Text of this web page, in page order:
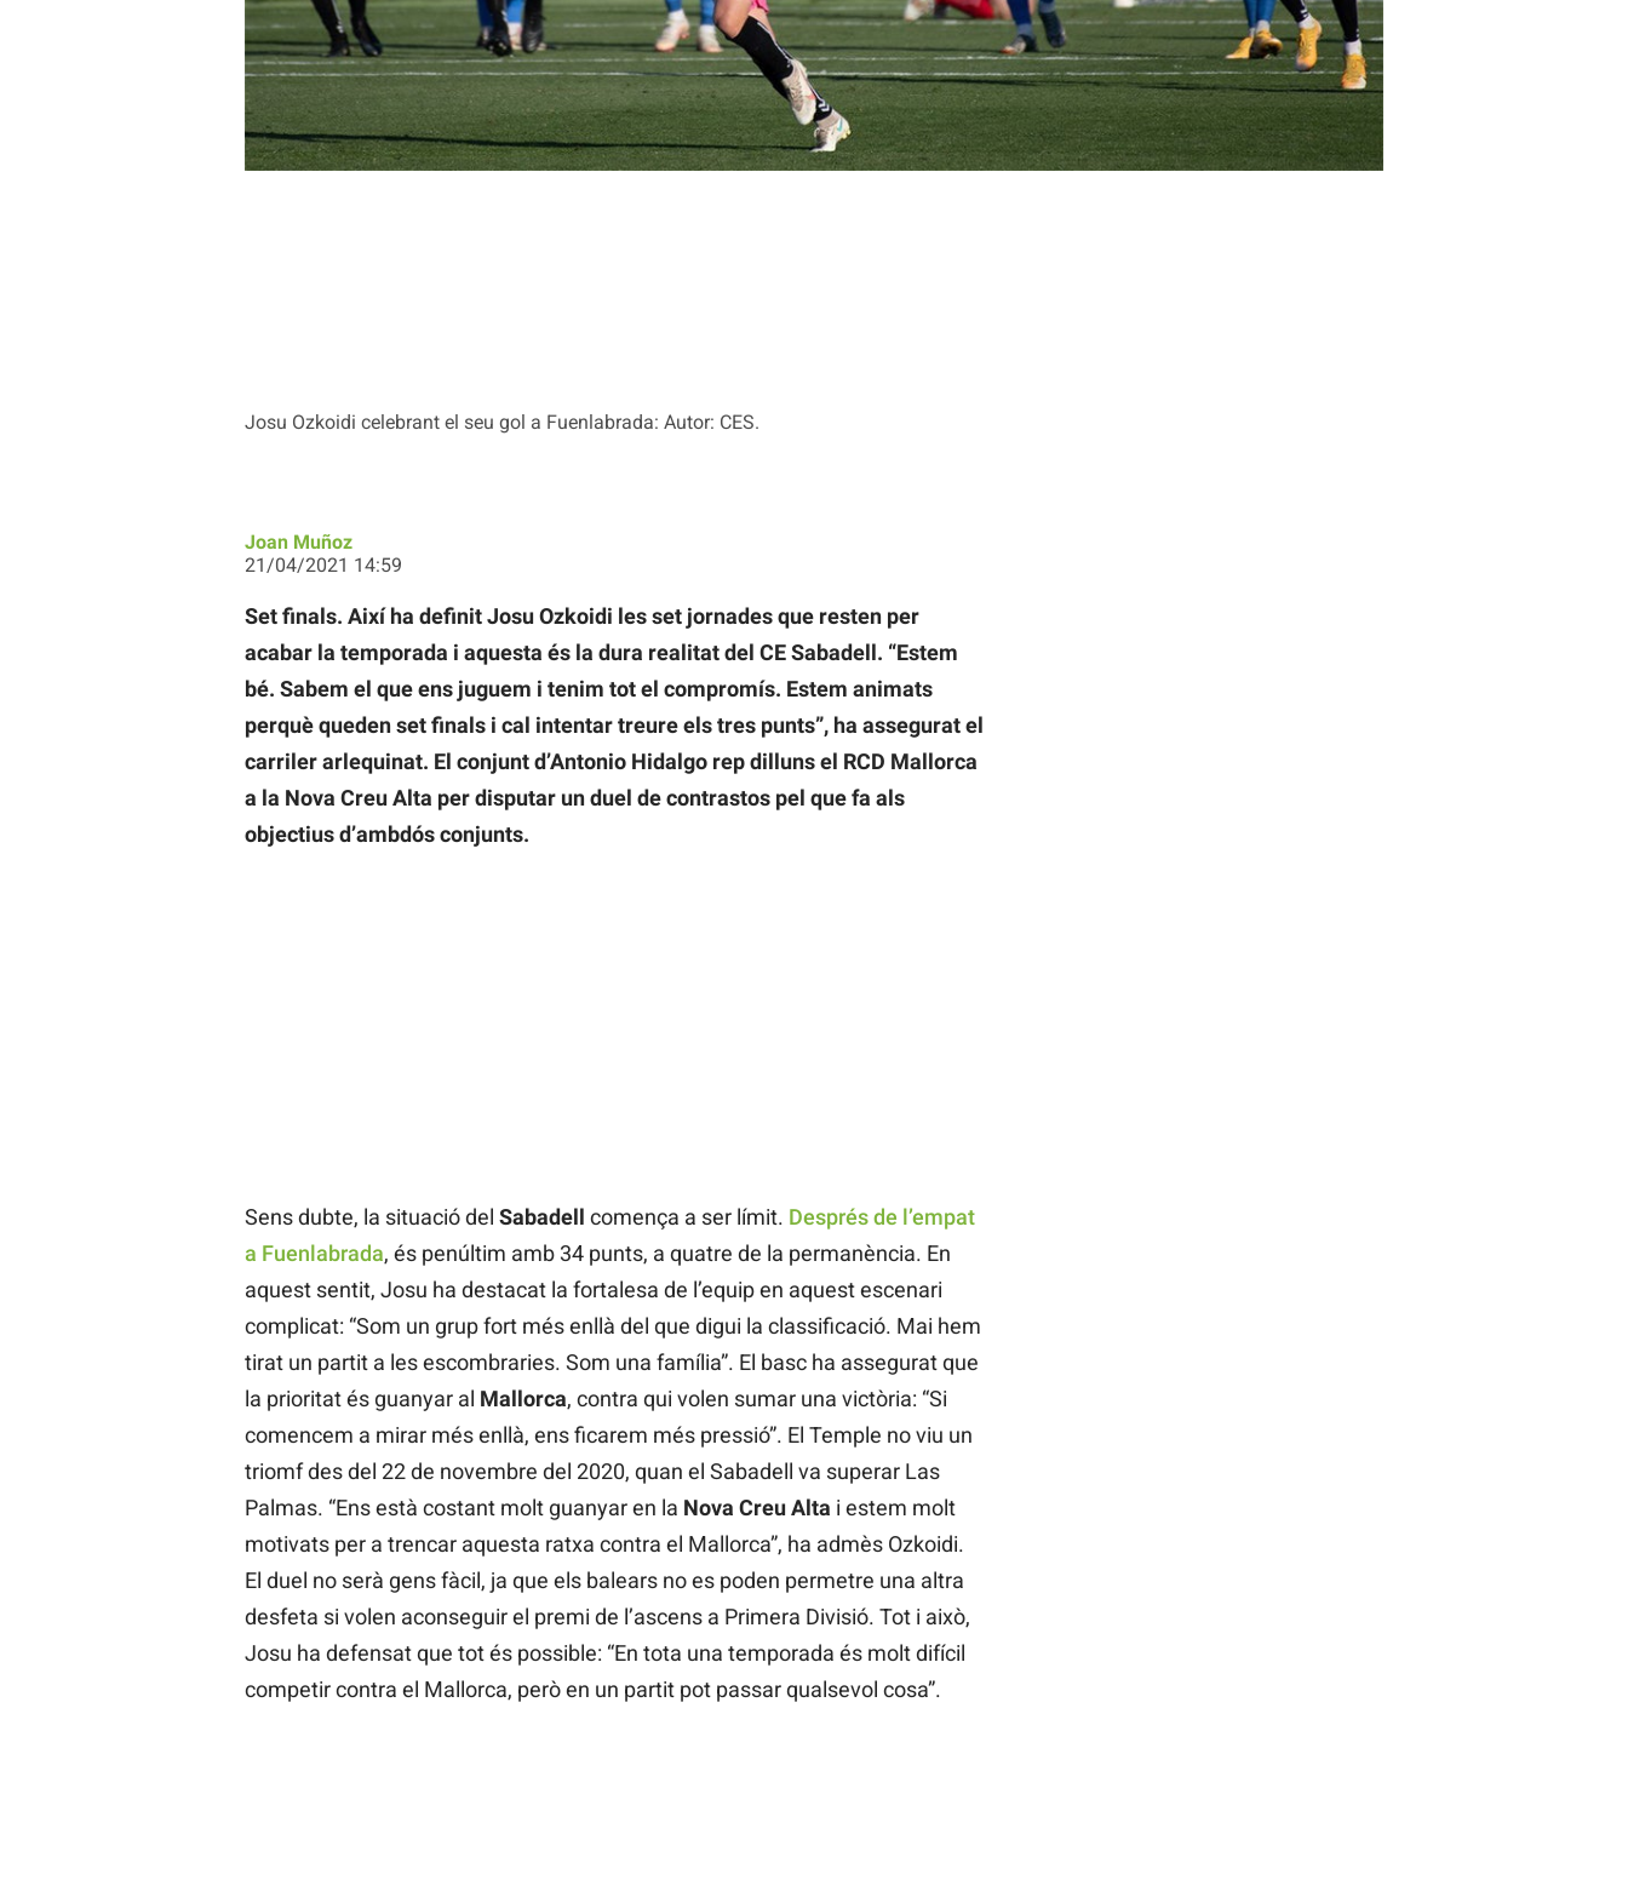
Josu Ozkoidi celebrant el seu gol a Fuenlabrada: Autor: CES.
Joan Muñoz
21/04/2021 14:59
Set finals. Així ha definit Josu Ozkoidi les set jornades que resten per
acabar la temporada i aquesta és la dura realitat del CE Sabadell. “Estem
bé. Sabem el que ens juguem i tenim tot el compromís. Estem animats
perquè queden set finals i cal intentar treure els tres punts”, ha assegurat el
carriler arlequinat. El conjunt d’Antonio Hidalgo rep dilluns el RCD Mallorca
a la Nova Creu Alta per disputar un duel de contrastos pel que fa als
objectius d’ambdós conjunts.
Sens dubte, la situació del Sabadell comença a ser límit. Després de l’empat
a Fuenlabrada, és penúltim amb 34 punts, a quatre de la permanència. En
aquest sentit, Josu ha destacat la fortalesa de l’equip en aquest escenari
complicat: “Som un grup fort més enllà del que digui la classificació. Mai hem
tirat un partit a les escombraries. Som una família”. El basc ha assegurat que
la prioritat és guanyar al Mallorca, contra qui volen sumar una victòria: “Si
comencem a mirar més enllà, ens ficarem més pressió”. El Temple no viu un
triomf des del 22 de novembre del 2020, quan el Sabadell va superar Las
Palmas. “Ens està costant molt guanyar en la Nova Creu Alta i estem molt
motivats per a trencar aquesta ratxa contra el Mallorca”, ha admès Ozkoidi.
El duel no serà gens fàcil, ja que els balears no es poden permetre una altra
desfeta si volen aconseguir el premi de l’ascens a Primera Divisió. Tot i això,
Josu ha defensat que tot és possible: “En tota una temporada és molt difícil
competir contra el Mallorca, però en un partit pot passar qualsevol cosa”.